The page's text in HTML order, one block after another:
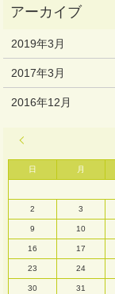
2019年3月
2017年3月
2016年12月
日 月
2 3
9 10
16 17
23 24
30 31